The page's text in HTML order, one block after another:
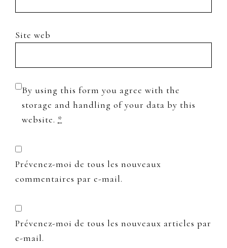
Site web
By using this form you agree with the
storage and handling of your data by this
website. *
Prévenez-moi de tous les nouveaux
commentaires par e-mail.
Prévenez-moi de tous les nouveaux articles par
e-mail.